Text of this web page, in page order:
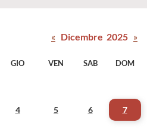
GIO VEN SAB DOM
4 5 6 7
« Dicembre 2025 »